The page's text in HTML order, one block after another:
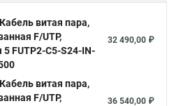
витая пара,
F/UTP,
5 FUTP2-C5-S24-IN-
32 490,00 ₽
витая пара,
F/UTP,
36 540,00 ₽